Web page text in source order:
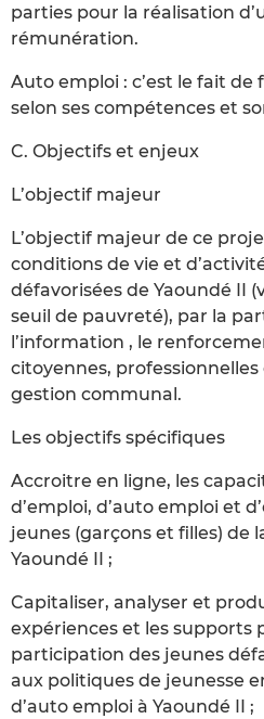
parties pour la réalisation
rémunération.
Auto emploi : c’est le fait
selon ses compétences et
C. Objectifs et enjeux
L’objectif majeur
L’objectif majeur de ce
conditions de vie et
défavorisées de Yaoundé II
seuil de pauvreté), par la
l’information , le
citoyennes,
gestion communal.
Les objectifs spécifiques
Accroitre en ligne, les
d’emploi, d’auto emploi et
jeunes (garçons et filles) de
Yaoundé II ;
Capitaliser, analyser et
expériences et les supports
participation des jeunes
aux politiques de jeunesse
d’auto emploi à Yaoundé II ;